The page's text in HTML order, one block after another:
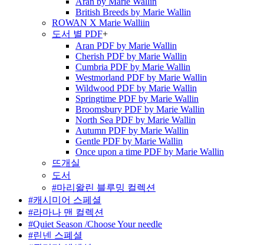
British Breeds by Marie Wallin
ROWAN X Marie Walliin
도서 별 PDF+
Aran PDF by Marie Wallin
Cherish PDF by Marie Wallin
Cumbria PDF by Marie Wallin
Westmorland PDF by Marie Wallin
Wildwood PDF by Marie Wallin
Springtime PDF by Marie Wallin
Broomsbury PDF by Marie Wallin
North Sea PDF by Marie Wallin
Autumn PDF by Marie Wallin
Gentle PDF by Marie Wallin
Once upon a time PDF by Marie Wallin
뜨개실
도서
#마리왈린 블루밍 컬렉션
#캐시미어 스페셜
#라마나 맨 컬렉션
#Quiet Season /Choose Your needle
#린넨 스폐셜